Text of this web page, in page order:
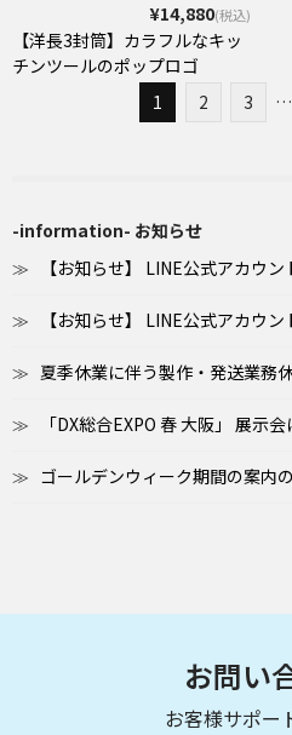
¥14,880(税込)
【洋長3封筒】カラフルなキッ
チンツールのポップロゴ
1
2 3 …
-information- お知らせ
【お知らせ】 LINE公式アカウ
【お知らせ】 LINE公式アカウ
夏季休業に伴う製作・発送業務
「DX総合EXPO 春 大阪」 展示
ゴールデンウィーク期間の案内
お問い
お客様サポー